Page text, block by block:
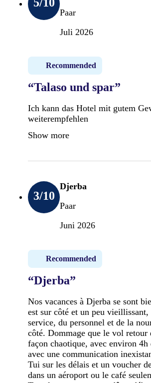
5/10
Paar
Juli 2026
Recommended
“Talaso und spar”
Ich kann das Hotel mit gutem
weiterempfehlen
Show more
3/10
Djerba
Paar
Juni 2026
Recommended
“Djerba”
Nos vacances à Djerba se sont
est sur côté et un peu
service, du personnel et de la
côté. Dommage que le vol retour
façon chaotique, avec environ
avec une communication
Tui sur les délais et un voucher
dans un aéroport ou le café